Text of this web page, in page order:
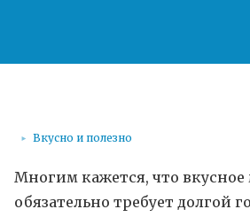
Вкусно и полезно
Многим кажется, что
обязательно требует долгой